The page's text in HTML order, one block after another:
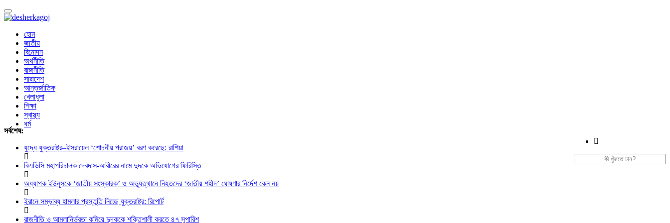
Toggle
navigation
হোম
জাতীয়
বিনোদন
অর্থনীতি
রাজনীতি
সারাদেশ
আন্তর্জাতিক
খেলাধুলা
শিক্ষা
স্বাস্থ্য
ধর্ম
সর্বশেষ:
যুদ্ধে যুক্তরাষ্ট্র–ইসরায়েল ‘শোচনীয় পরাজয়’ বরণ করেছে: রাশিয়া
বিএডিসি মহাপরিচালক দেবদাস-আবীরের নামে দুদকে অভিযোগের ফিরিস্তি
অধ্যাপক ইউনূসকে ‘জাতীয় সংস্কারক’ ও অভ্যুত্থানে নিহতদের ‘জাতীয় শহীদ’ ঘোষণার নির্দেশ কেন নয়
ইরানে সম্ভাব্য হামলার প্রস্তুতি নিচ্ছে যুক্তরাষ্ট্র: রিপোর্ট
রাজনীতি ও আমলানির্ভরতা কমিয়ে দুদককে শক্তিশালী করতে ৪৭ সুপারিশ